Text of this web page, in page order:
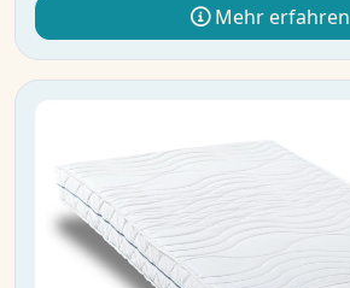
Mehr erfahren